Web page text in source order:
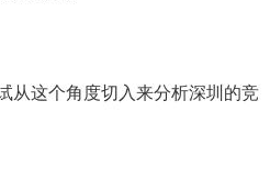
从这个角度切入来分析深圳的竞